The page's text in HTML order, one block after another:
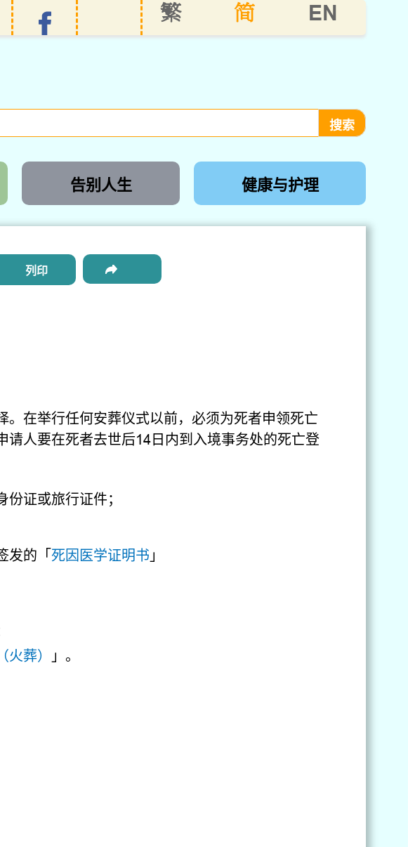
EN
简
繁
告别人生 健康与护理
列印
。在举行任何安葬仪式以前，必须为死者申领死亡
请人要在死者去世后14日内到入境事务处的死亡登
证或旅行证件；
发的「 死因医学证明书 」
火葬） 」。